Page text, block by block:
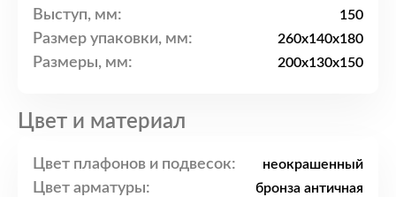
Выступ, мм: 150
Размер упаковки, мм: 260x140x180
Размеры, мм: 200x130x150
Цвет и материал
Цвет плафонов и подвесок: неокрашенный
Цвет арматуры: бронза античная